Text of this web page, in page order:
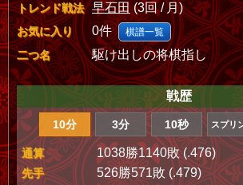
トレンド戦法 早石田(3回 / 月)
お気に入り 0件 棋譜一覧
二つ名 駆け出しの将棋指し
戦歴
10分 3分 10秒 スプリ
通算 1038勝1140敗 (.476)
先手 526勝571敗 (.479)